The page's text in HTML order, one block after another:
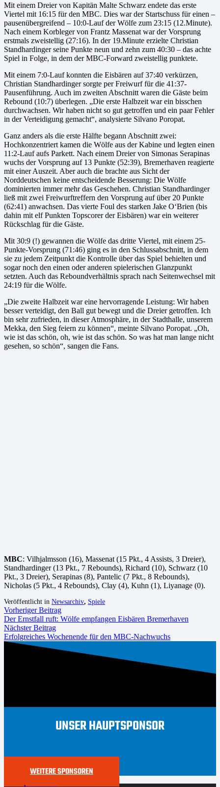
Mit einem Dreier von Kapitän Malte Schwarz endete das erste
Viertel mit 16:15 für den MBC. Dies war der Startschuss für einen –
pausenübergreifend – 10:0-Lauf der Wölfe zum 23:15 (12.Minute).
Nach einem Korbleger von Frantz Massenat war der Vorsprung
erstmals zweistellig (27:16). In der 19.Minute erzielte Christian
Standhardinger seine Punkte neun und zehn zum 40:30 – das achte
Spiel in Folge, in dem der MBC-Forward zweistellig punktete.
Mit einem 7:0-Lauf konnten die Eisbären auf 37:40 verkürzen,
Christian Standhardinger sorgte per Freiwurf für die 41:37-
Pausenführung. Auch im zweiten Abschnitt waren die Gäste beim
Rebound (10:7) überlegen. „Die erste Halbzeit war ein bisschen
durchwachsen. Wir haben nicht so gut getroffen und ein paar Fehler
in der Verteidigung gemacht“, analysierte Silvano Poropat.
Ganz anders als die erste Hälfte begann Abschnitt zwei:
Hochkonzentriert kamen die Wölfe aus der Kabine und legten einen
11:2-Lauf aufs Parkett. Nach einem Dreier von Simonas Serapinas
wuchs der Vorsprung auf 13 Punkte (52:39), Bremerhaven reagierte
mit einer Auszeit. Aber auch die brachte aus Sicht der
Norddeutschen keine entscheidende Besserung: Die Wölfe
dominierten immer mehr das Geschehen. Christian Standhardinger
ließ mit zwei Freiwurftreffern den Vorsprung auf über 20 Punkte
(62:41) anwachsen. Das vierte Foul des starken Jake O‘Brien (bis
dahin mit elf Punkten Topscorer der Eisbären) war ein weiterer
Rückschlag für die Gäste.
Mit 30:9 (!) gewannen die Wölfe das dritte Viertel, mit einem 25-
Punkte-Vorsprung (71:46) ging es in den Schlussabschnitt, in dem
sie zu jedem Zeitpunkt die Kontrolle über das Spiel behielten und
sogar noch den einen oder anderen spielerischen Glanzpunkt
setzten. Auch das Reboundverhältnis sprach nach Seitenwechsel mit
24:19 für die Wölfe.
„Die zweite Halbzeit war eine hervorragende Leistung: Wir haben
besser verteidigt, den Ball gut bewegt und die Dreier getroffen. Ich
bin sehr zufrieden, in dieser Atmosphäre, in der Stadthalle, unserem
Mekka, den Sieg feiern zu können“, meinte Silvano Poropat. „Oh,
wie ist das schön, oh, wie ist das schön. So was hat man lange nicht
gesehen, so schön“, sangen die Fans.
MBC: Vilhjalmsson (16), Massenat (15 Pkt., 4 Assists, 3 Dreier),
Standhardinger (13 Pkt., 7 Rebounds), Richard (10), Schwarz (10
Pkt., 3 Dreier), Serapinas (8), Pantelic (7 Pkt., 8 Rebounds),
Nicholas (5 Pkt., 4 Rebounds), Clay (4), Kuhn (1), Liyanage (0).
Veröffentlicht in Newsarchiv, Spiele
Vorheriger Beitrag
Der Ernstfall ruft: Wölfe empfangen Eisbären Bremerhaven
Nächster Beitrag
Erfolgreiches Wochenende für den MBC-Nachwuchs
UNSER HAUPTSPONSOR
WEITERE SPONSOREN